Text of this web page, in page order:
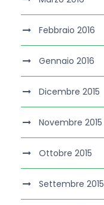
Febbraio 2016
Gennaio 2016
Dicembre 2015
Novembre 2015
Ottobre 2015
Settembre 2015